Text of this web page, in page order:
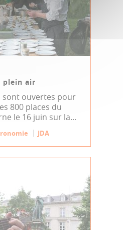
plein air
sont ouvertes pour
800 places du
le 16 juin sur la...
JDA